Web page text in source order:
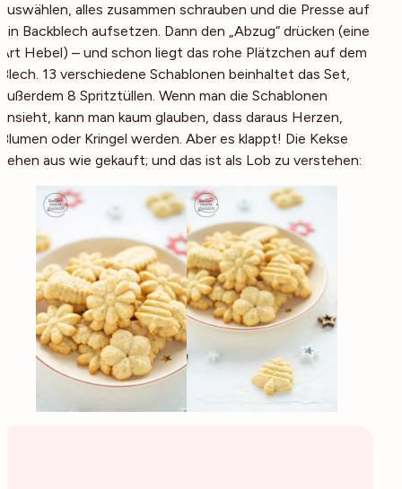
auswählen, alles zusammen schrauben und die Presse auf
ein Backblech aufsetzen. Dann den „Abzug“ drücken (eine
Art Hebel) – und schon liegt das rohe Plätzchen auf dem
Blech. 13 verschiedene Schablonen beinhaltet das Set,
außerdem 8 Spritztüllen. Wenn man die Schablonen
ansieht, kann man kaum glauben, dass daraus Herzen,
Blumen oder Kringel werden. Aber es klappt! Die Kekse
sehen aus wie gekauft; und das ist als Lob zu verstehen: